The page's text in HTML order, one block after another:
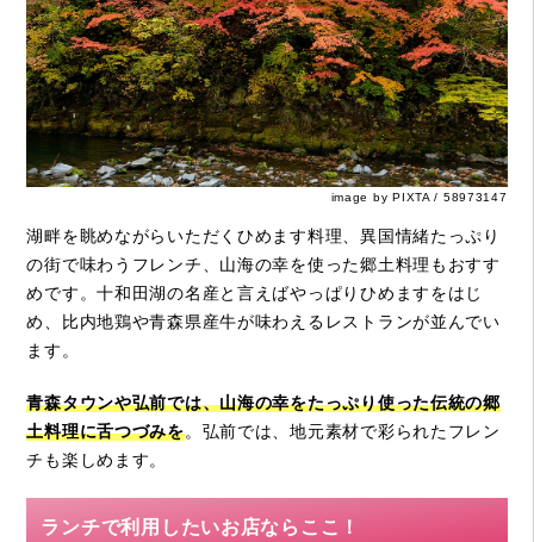
image by PIXTA / 58973147
湖畔を眺めながらいただくひめます料理、異国情緒たっぷり
の街で味わうフレンチ、山海の幸を使った郷土料理もおすす
めです。十和田湖の名産と言えばやっぱりひめますをはじ
め、比内地鶏や青森県産牛が味わえるレストランが並んでい
ます。
青森タウンや弘前では、山海の幸をたっぷり使った伝統の郷
土料理に舌つづみを。弘前では、地元素材で彩られたフレン
チも楽しめます。
ランチで利用したいお店ならここ！